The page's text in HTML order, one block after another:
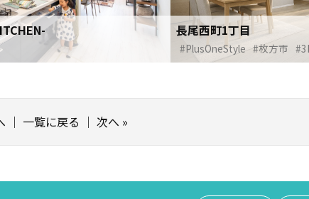
長尾西町1丁目
#PlusOneStyle #枚方市
｜ 一覧に戻る ｜ 次へ »